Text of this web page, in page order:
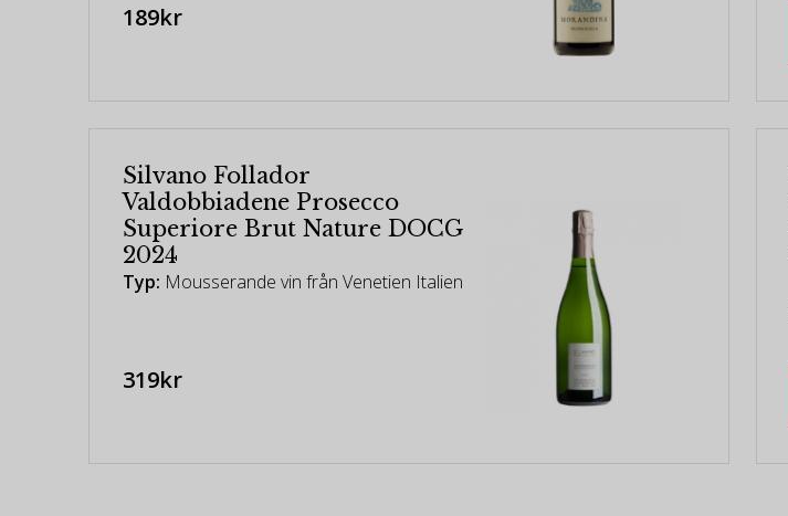
189kr
Silvano Follador
Valdobbiadene Prosecco
Superiore Brut Nature DOCG
2024
Typ: Mousserande vin från Venetien Italien
319kr